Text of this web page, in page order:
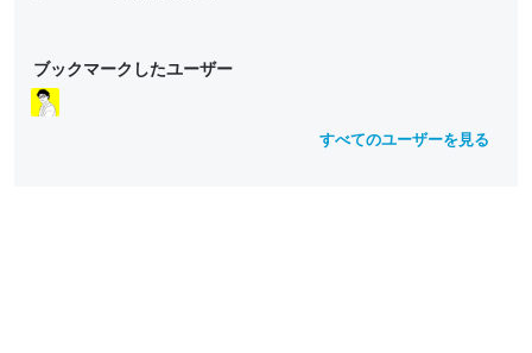
ブックマークしたユーザー
すべてのユーザーを見る